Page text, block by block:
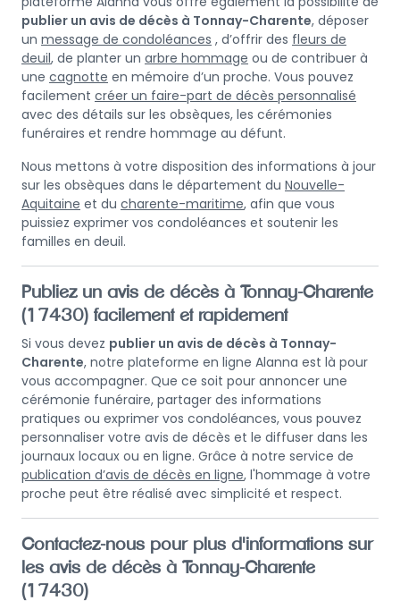
publier un avis de décès à Tonnay-Charente, déposer
un message de condoléances , d’offrir des fleurs de
deuil, de planter un arbre hommage ou de contribuer à
une cagnotte en mémoire d’un proche. Vous pouvez
facilement créer un faire-part de décès personnalisé
avec des détails sur les obsèques, les cérémonies
funéraires et rendre hommage au défunt.
Nous mettons à votre disposition des informations à jour
sur les obsèques dans le département du Nouvelle-
Aquitaine et du charente-maritime, afin que vous
puissiez exprimer vos condoléances et soutenir les
familles en deuil.
Publiez un avis de décès à Tonnay-Charente
(17430) facilement et rapidement
Si vous devez publier un avis de décès à Tonnay-
Charente, notre plateforme en ligne Alanna est là pour
vous accompagner. Que ce soit pour annoncer une
cérémonie funéraire, partager des informations
pratiques ou exprimer vos condoléances, vous pouvez
personnaliser votre avis de décès et le diffuser dans les
journaux locaux ou en ligne. Grâce à notre service de
publication d’avis de décès en ligne, l'hommage à votre
proche peut être réalisé avec simplicité et respect.
Contactez-nous pour plus d'informations sur
les avis de décès à Tonnay-Charente
(17430)